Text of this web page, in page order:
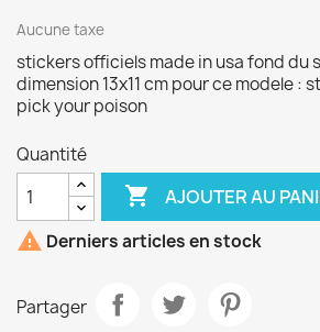
Aucune taxe
stickers officiels made in usa fond du
dimension 13x11 cm pour ce modele :
pick your poison
Quantité
 AJOUTER AU
 Derniers articles en stock
Partager